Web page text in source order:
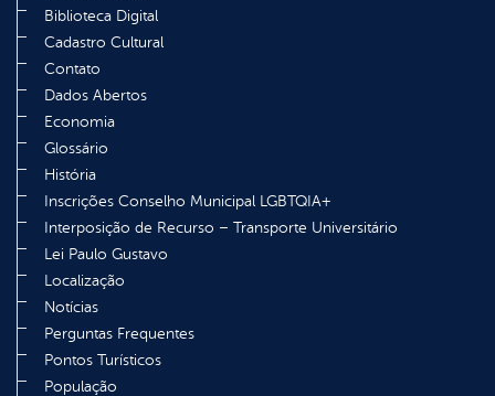
Biblioteca Digital
Cadastro Cultural
Contato
Dados Abertos
Economia
Glossário
História
Inscrições Conselho Municipal LGBTQIA+
Interposição de Recurso – Transporte Universitário
Lei Paulo Gustavo
Localização
Notícias
Perguntas Frequentes
Pontos Turísticos
População